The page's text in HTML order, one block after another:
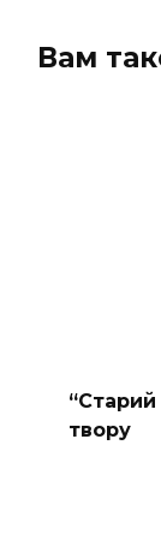
Вам
твору